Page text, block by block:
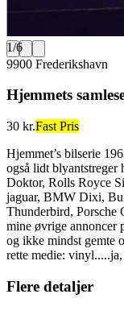
1/6
9900 Frederikshavn
Hjemmets
30 kr.Fast Pris
Hjemmet’s bilserie
også lidt blyantstreger
Doktor, Rolls Royce
jaguar, BMW Dixi,
Thunderbird, Porsche
mine øvrige annoncer
og ikke mindst gemte
rette medie:
Flere detaljer